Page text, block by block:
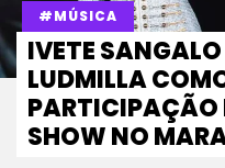
#MÚSICA
IVETE
LUDMILLA
PARTICIPAÇÃO
SHOW NO